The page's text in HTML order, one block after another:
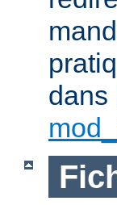
dans